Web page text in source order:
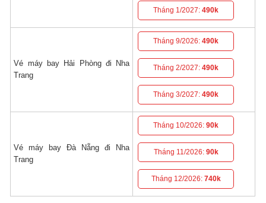
Tháng 1/2027:490k
Vé máy bay Hải Phòng đi Nha
Trang
Tháng 9/2026:490k
Tháng 2/2027:490k
Tháng 3/2027:490k
Vé máy bay Đà Nẵng đi Nha
Trang
Tháng 10/2026:90k
Tháng 11/2026: 90k
Tháng 12/2026: 740k